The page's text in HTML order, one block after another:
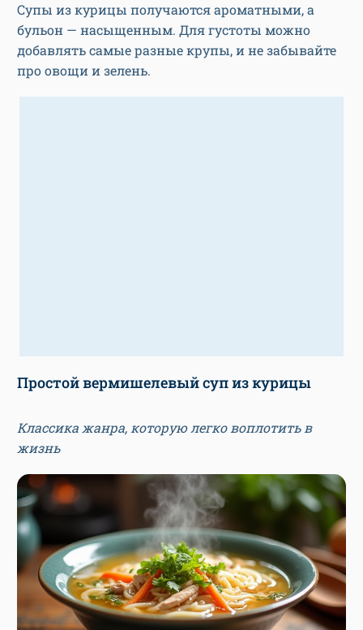
Супы из курицы получаются ароматными, а
бульон — насыщенным. Для густоты можно
добавлять самые разные крупы, и не забывайте
про овощи и зелень.
Простой вермишелевый суп из курицы
Классика жанра, которую легко воплотить в
жизнь